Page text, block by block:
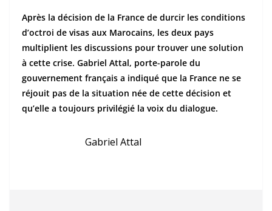
Après la décision de la France de durcir les conditions
d’octroi de visas aux Marocains, les deux pays
multiplient les discussions pour trouver une solution
à cette crise. Gabriel Attal, porte-parole du
gouvernement français a indiqué que la France ne se
réjouit pas de la situation née de cette décision et
qu’elle a toujours privilégié la voix du dialogue.
Gabriel Attal